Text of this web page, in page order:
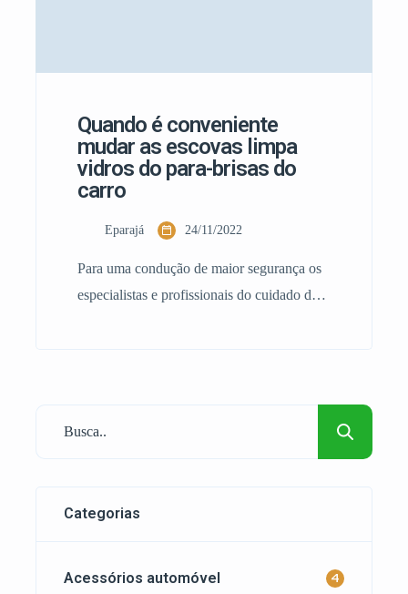
Quando é conveniente
mudar as escovas limpa
vidros do para-brisas do
carro
Eparajá 24/11/2022
Para uma condução de maior segurança os
especialistas e profissionais do cuidado do
escovas limpa vidros em mau estado podem
Categorias
Acessórios automóvel 4